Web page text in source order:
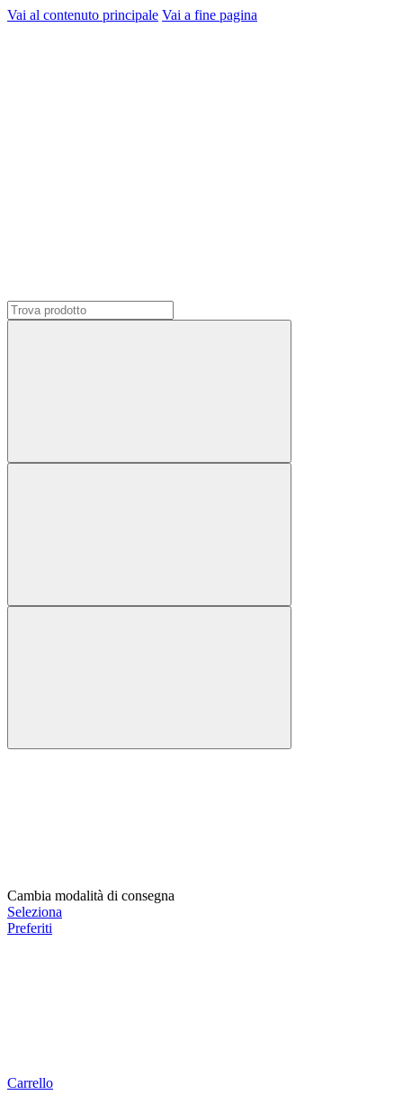
Vai al contenuto principale Vai a fine pagina
Cambia modalità di consegna
Seleziona
Preferiti
Carrello